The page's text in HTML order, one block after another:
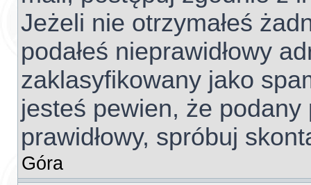
Jeżeli nie otrzymałeś
podałeś nieprawidłowy
zaklasyfikowany jako
jesteś pewien, że
prawidłowy, spróbuj
Góra